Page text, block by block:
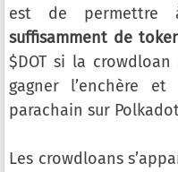
est de
suffisamment de
$DOT si la
gagner l’enchère
parachain sur
Les crowdloans